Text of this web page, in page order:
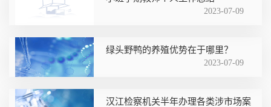
2023-07-09
绿头野鸭的养殖优势在于哪里？
2023-07-09
汉江检察机关半年办理各类涉市场案